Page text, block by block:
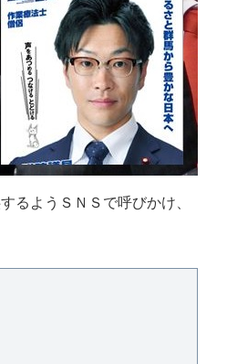
るようＳＮＳで呼びかけ、